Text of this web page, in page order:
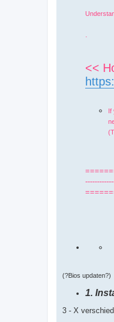
.
<<
If
(?Bios updaten?)
1.
3 - X